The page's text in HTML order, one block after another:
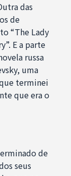
das
de
“The Lady
E a parte
russa
uma
terminei
que era o
de
seus